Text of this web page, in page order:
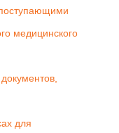
медицинского
для